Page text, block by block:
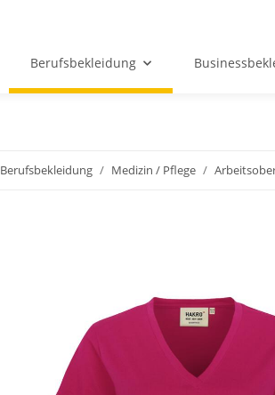
Berufsbekleidung
Berufsbekleidung Medizin / Pflege